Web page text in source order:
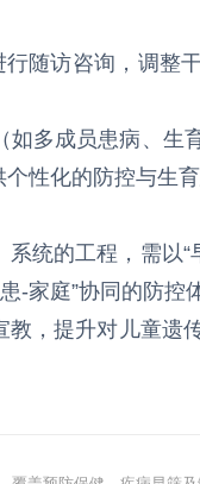
随访咨询，调整
多成员患病、生
性化的防控与生育
统的工程，需以“
-家庭”协同的防
，提升对儿童遗